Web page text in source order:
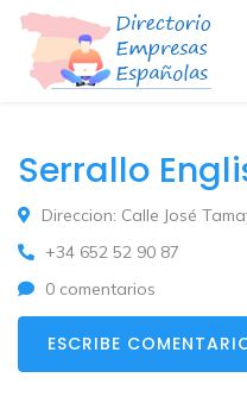
Serrallo
Direccion: Calle José
+34 652 52 90 87
0 comentarios
ESCRIBE